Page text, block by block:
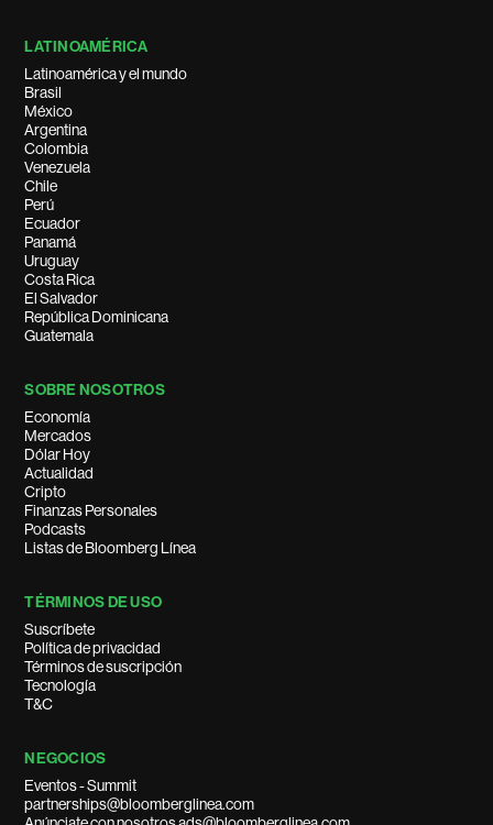
LATINOAMÉRICA
Latinoamérica y el mundo
Brasil
México
Argentina
Colombia
Venezuela
Chile
Perú
Ecuador
Panamá
Uruguay
Costa Rica
El Salvador
República Dominicana
Guatemala
SOBRE NOSOTROS
Economía
Mercados
Dólar Hoy
Actualidad
Cripto
Finanzas Personales
Podcasts
Listas de Bloomberg Línea
TÉRMINOS DE USO
Suscríbete
Política de privacidad
Términos de suscripción
Tecnología
T&C
NEGOCIOS
Eventos - Summit
partnerships@bloomberglinea.com